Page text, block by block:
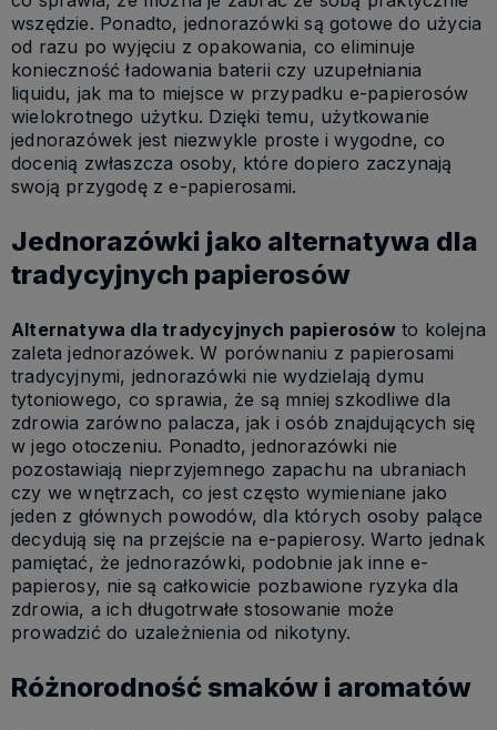
wszędzie. Ponadto, jednorazówki są gotowe do użycia
od razu po wyjęciu z opakowania, co eliminuje
konieczność ładowania baterii czy uzupełniania
liquidu, jak ma to miejsce w przypadku e-papierosów
wielokrotnego użytku. Dzięki temu, użytkowanie
jednorazówek jest niezwykle proste i wygodne, co
docenią zwłaszcza osoby, które dopiero zaczynają
swoją przygodę z e-papierosami.
Jednorazówki jako alternatywa dla
tradycyjnych papierosów
Alternatywa dla tradycyjnych papierosówto kolejna
zaleta jednorazówek. W porównaniu z papierosami
tradycyjnymi, jednorazówki nie wydzielają dymu
tytoniowego, co sprawia, że są mniej szkodliwe dla
zdrowia zarówno palacza, jak i osób znajdujących się
w jego otoczeniu. Ponadto, jednorazówki nie
pozostawiają nieprzyjemnego zapachu na ubraniach
czy we wnętrzach, co jest często wymieniane jako
jeden z głównych powodów, dla których osoby palące
decydują się na przejście na e-papierosy. Warto jednak
pamiętać, że jednorazówki, podobnie jak inne e-
papierosy, nie są całkowicie pozbawione ryzyka dla
zdrowia, a ich długotrwałe stosowanie może
prowadzić do uzależnienia od nikotyny.
Różnorodność smaków i aromatów